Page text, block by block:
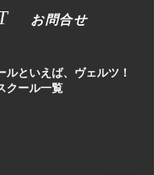
お問合せ
ルといえば、ヴェルツ！
クール一覧